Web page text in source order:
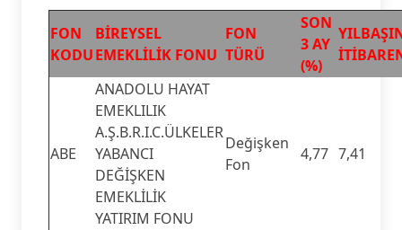
FON
KODU
BİREYSEL
EMEKLİLİK FONU
FON
TÜRÜ
SON
3 AY
(%)
ABE
ANADOLU HAYAT
EMEKLILIK
A.Ş.B.R.I.C.ÜLKELER
YABANCI
DEĞİŞKEN
EMEKLİLİK
YATIRIM FONU
Değişken
Fon
4,77 7,41